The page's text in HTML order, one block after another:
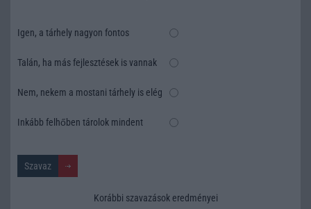
Igen, a tárhely nagyon fontos
Talán, ha más fejlesztések is vannak
Nem, nekem a mostani tárhely is elég
Inkább felhőben tárolok mindent
Korábbi szavazások eredményei